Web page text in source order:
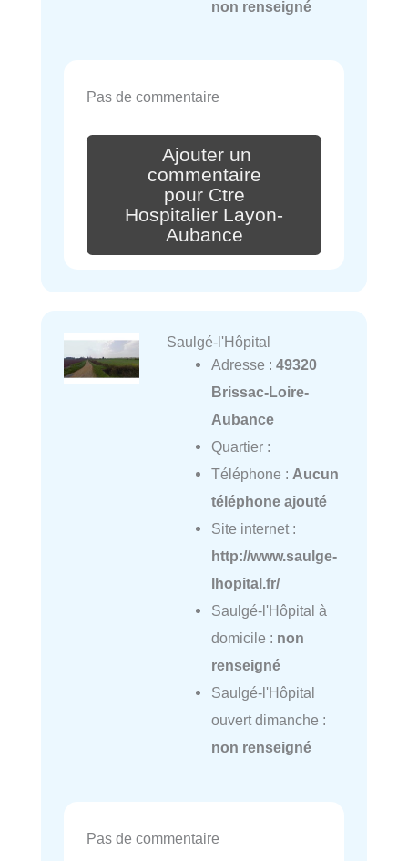
non renseigné
Pas de commentaire
Ajouter un
commentaire
pour Ctre
Hospitalier Layon-
Aubance
Saulgé-l'Hôpital
Adresse : 49320
Brissac-Loire-
Aubance
Quartier :
Téléphone : Aucun
téléphone ajouté
Site internet :
http://www.saulge-
lhopital.fr/
Saulgé-l'Hôpital à
domicile : non
renseigné
Saulgé-l'Hôpital
ouvert dimanche :
non renseigné
Pas de commentaire